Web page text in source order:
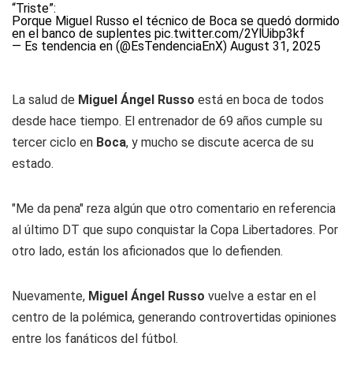
“Triste”:
Porque Miguel Russo el técnico de Boca se quedó dormido
en el banco de suplentes pic.twitter.com/2YlUibp3kf
— Es tendencia en (@EsTendenciaEnX) August 31, 2025
La salud de Miguel Ángel Russo está en boca de todos
desde hace tiempo. El entrenador de 69 años cumple su
tercer ciclo en Boca, y mucho se discute acerca de su
estado.
"Me da pena" reza algún que otro comentario en referencia
al último DT que supo conquistar la Copa Libertadores. Por
otro lado, están los aficionados que lo defienden.
Nuevamente, Miguel Ángel Russo vuelve a estar en el
centro de la polémica, generando controvertidas opiniones
entre los fanáticos del fútbol.